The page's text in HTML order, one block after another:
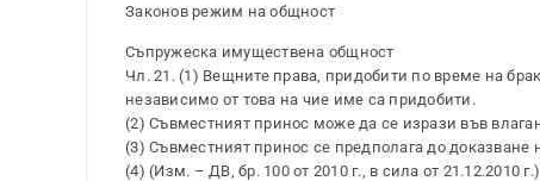
Законов режим на общност
Съпружеска имуществена общност
Чл. 21. (1) Вещните права, придобити по време на
независимо от това на чие име са придобити.
(2) Съвместният принос може да се изрази във
(3) Съвместният принос се предполага до доказване
(4) (Изм. – ДВ, бр. 100 от 2010 г., в сила от 21.12.2010